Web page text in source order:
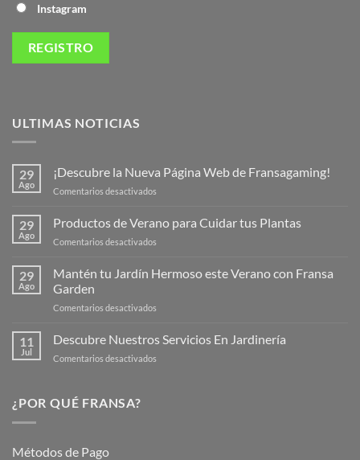
Instagram
ULTIMAS NOTICIAS
29
Ago
¡Descubre la Nueva Página Web de Fransagaming!
Comentarios desactivados
Nueva
de
29
Ago
Productos de Verano para Cuidar tus Plantas
Comentarios desactivados
de
Plantas
29
Ago
Mantén tu Jardín Hermoso este Verano con Fransa
Garden
Comentarios desactivados
tu
11
Jul
Descubre Nuestros Servicios En Jardinería
Comentarios desactivados
¿POR QUÉ FRANSA?
Métodos de Pago